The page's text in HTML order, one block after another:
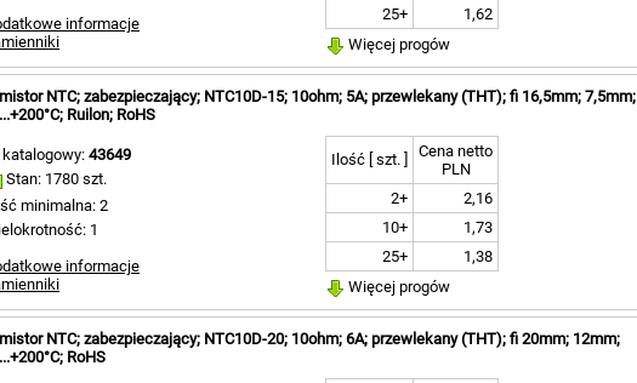
informacje
25+
1,62
Więcej progów
NTC; zabezpieczający; NTC10D-15; 10ohm; 5A; przewlekany (THT); fi 16,5mm; 7,5mm;
Ruilon; RoHS
katalogowy: 43649
Stan: 1780 szt.
minimalna: 2
1
informacje
Ilość [ szt. ]
Cena netto
PLN
2+
2,16
10+
1,73
25+
1,38
Więcej progów
NTC; zabezpieczający; NTC10D-20; 10ohm; 6A; przewlekany (THT); fi 20mm; 12mm;
RoHS